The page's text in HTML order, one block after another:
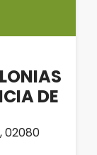
DE
02080